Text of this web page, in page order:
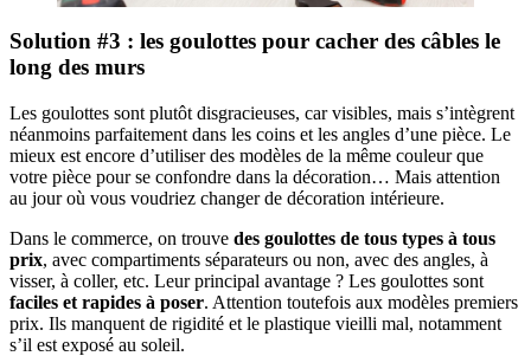
Solution #3 : les goulottes pour cacher des câbles le
long des murs
Les goulottes sont plutôt disgracieuses, car visibles, mais s’intègrent
néanmoins parfaitement dans les coins et les angles d’une pièce. Le
mieux est encore d’utiliser des modèles de la même couleur que
votre pièce pour se confondre dans la décoration… Mais attention
au jour où vous voudriez changer de décoration intérieure.
Dans le commerce, on trouve des goulottes de tous types à tous
prix, avec compartiments séparateurs ou non, avec des angles, à
visser, à coller, etc. Leur principal avantage ? Les goulottes sont
faciles et rapides à poser. Attention toutefois aux modèles premiers
prix. Ils manquent de rigidité et le plastique vieilli mal, notamment
s’il est exposé au soleil.